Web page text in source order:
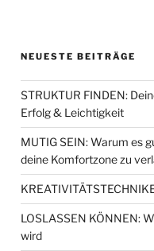
NEUESTE BEITRÄGE
STRUKTUR FINDEN:
Erfolg & Leichtigkeit
MUTIG SEIN: Warum es
deine Komfortzone zu
LOSLASSEN KÖNNEN:
wird